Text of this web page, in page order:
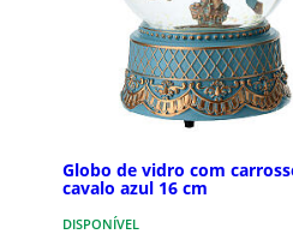
Globo de vidro com
cavalo azul 16 cm
DISPONÍVEL